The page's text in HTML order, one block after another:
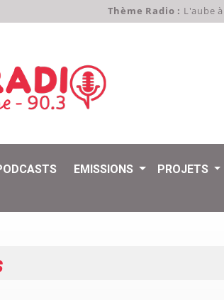
Thème Radio : L'aube
EMISSIONS PROJETS